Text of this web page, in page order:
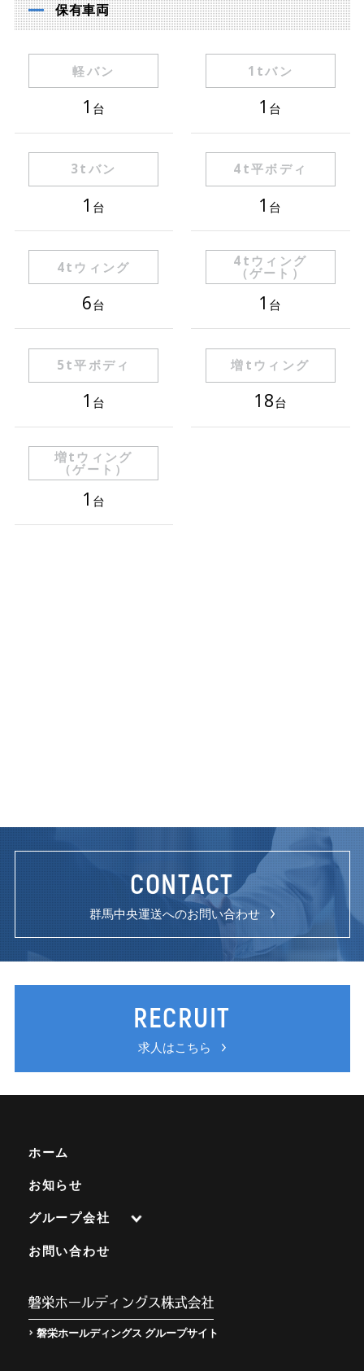
保有車両
軽バン
1 台
1tバン
1 台
3tバン
1 台
4t平ボディ
1 台
4tウィング
6台
4tウィング
（ゲート）
1 台
5t平ボディ
1 台
増tウィング
18台
増tウィング
（ゲート）
1 台
CONTACT
群馬中央運送へのお問い合わせ
RECRUIT
求人はこちら
磐栄ホールディングス グループサイト
ホーム
お知らせ
お問い合わせ
グループ会社
株式会社立川運送
蓮沼商運株式会社
日水運輸株式会社